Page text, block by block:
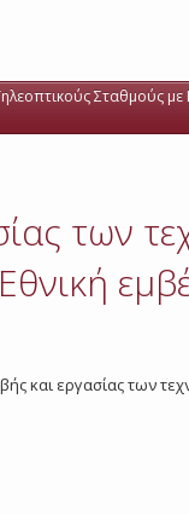
Σταθμούς με
των
και εργασίας των